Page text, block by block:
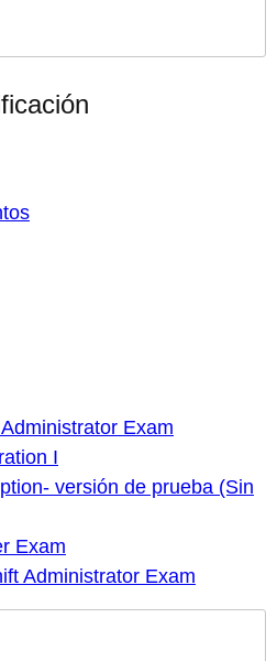
Exam
I
versión de prueba (Sin
Exam
Administrator Exam